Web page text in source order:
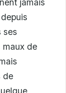
ses
maux de
de